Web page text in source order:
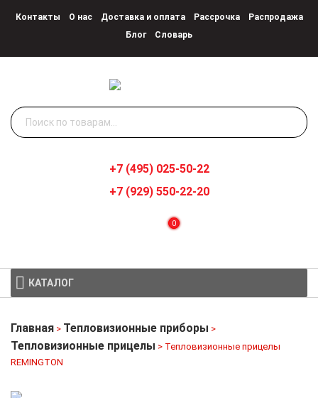
Контакты О нас Доставка и оплата Рассрочка
Распродажа
Блог
Словарь
Искать:
0
+7 (495) 025-50-22
+7 (929) 550-22-20
КАТАЛОГ
Главная > Тепловизионные приборы >
Тепловизионные прицелы > Тепловизионные прицелы
REMINGTON